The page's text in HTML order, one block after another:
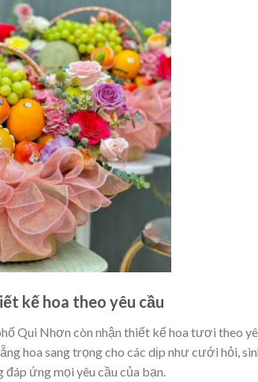
kế hoa theo yêu cầu
Qui Nhơn còn nhận thiết kế hoa tươi theo
hoa sang trọng cho các dịp như cưới hỏi,
ứng mọi yêu cầu của bạn.